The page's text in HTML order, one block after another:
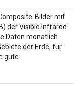
Bilder mit
der Visible Infrared
Daten monatlich
der Erde, für
gute